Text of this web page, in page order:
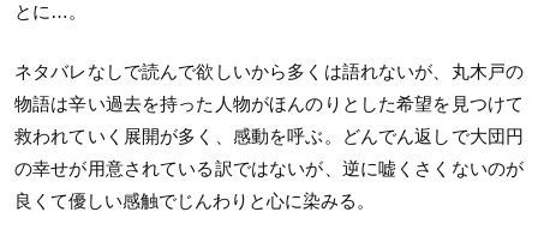
とに…。
ネタバレなしで読んで欲しいから多くは語れないが、丸木戸の
物語は辛い過去を持った人物がほんのりとした希望を見つけて
救われていく展開が多く、感動を呼ぶ。どんでん返しで大団円
の幸せが用意されている訳ではないが、逆に嘘くさくないのが
良くて優しい感触でじんわりと心に染みる。